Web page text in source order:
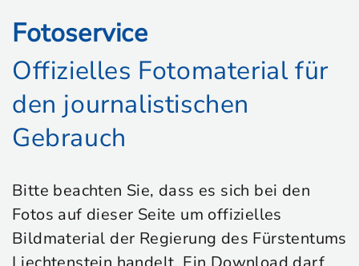
Fotoservice
Offizielles Fotomaterial für
den journalistischen
Gebrauch
Bitte beachten Sie, dass es sich bei den
Fotos auf dieser Seite um offizielles
Bildmaterial der Regierung des Fürstentums